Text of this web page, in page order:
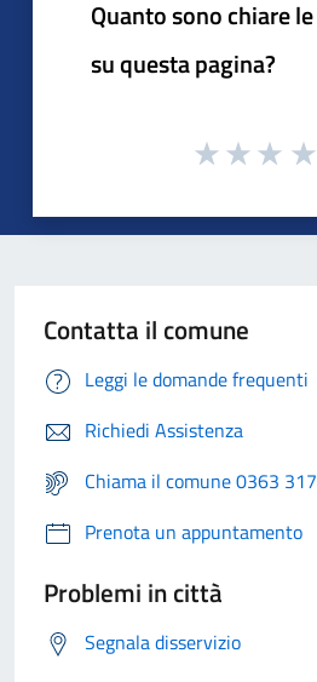
Quanto sono chiare
su questa pagina?
Contatta il comune
Leggi le domande frequenti
Richiedi Assistenza
Chiama il comune 0363
Prenota un appuntamento
Problemi in città
Segnala disservizio